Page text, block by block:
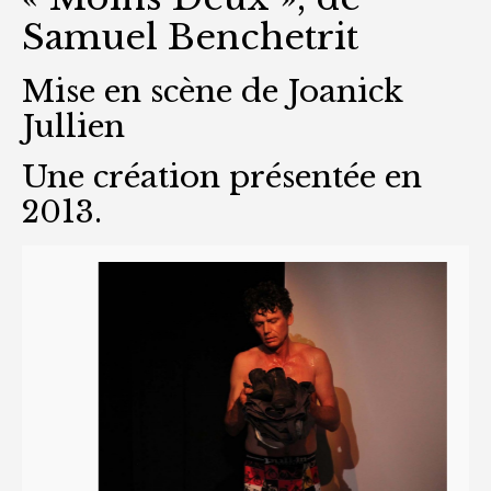
Samuel Benchetrit
Mise en scène de Joanick
Jullien
Une création présentée en
2013.